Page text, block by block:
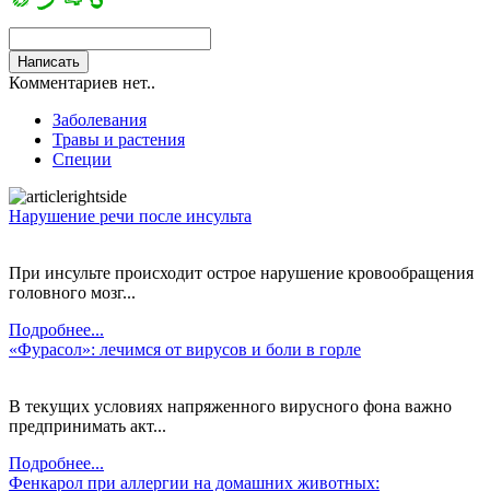
Комментариев нет..
Заболевания
Травы и растения
Специи
Нарушение речи после инсульта
При инсульте происходит острое нарушение кровообращения
головного мозг...
Подробнее...
«Фурасол»: лечимся от вирусов и боли в горле
В текущих условиях напряженного вирусного фона важно
предпринимать акт...
Подробнее...
Фенкарол при аллергии на домашних животных: